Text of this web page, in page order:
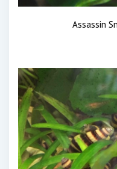
Assassin